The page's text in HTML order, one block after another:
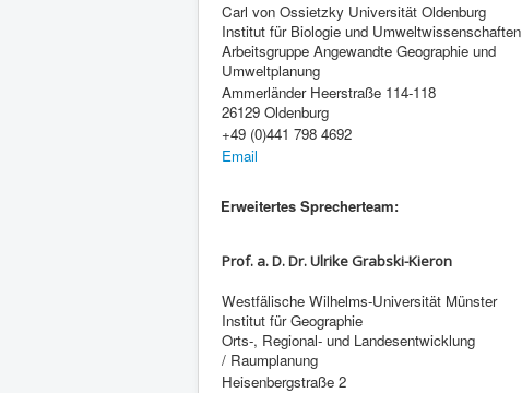
Carl von Ossietzky Universität Oldenburg
Institut für Biologie und Umweltwissenschaften
Arbeitsgruppe Angewandte Geographie und
Umweltplanung
Ammerländer Heerstraße 114-118
26129 Oldenburg
+49 (0)441 798 4692
Email
Erweitertes Sprecherteam:
Prof. a. D. Dr. Ulrike Grabski-Kieron
Westfälische Wilhelms-Universität Münster
Institut für Geographie
Orts-, Regional- und Landesentwicklung
/ Raumplanung
Heisenbergstraße 2